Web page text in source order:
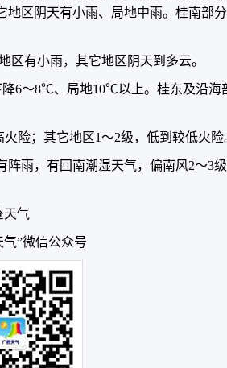
区阴天有小雨、局地中雨。桂南部
区有小雨，其它地区阴天到多云。
降6～8℃、局地10℃以上。桂东及沿海
险；其它地区1～2级，低到较低火险
阵雨，有回南潮湿天气，偏南风2～3
天气
气”微信公众号